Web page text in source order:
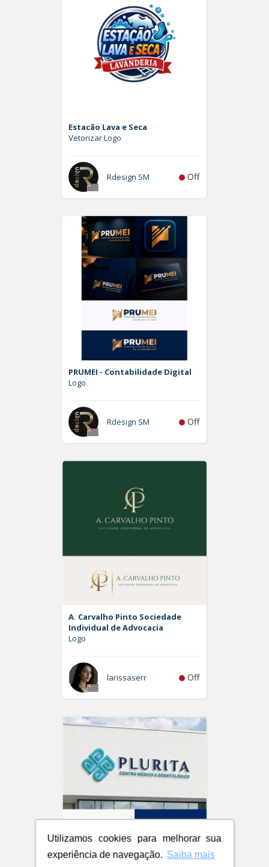
Utilizamos cookies para melhorar sua
experiência de navegação. Saiba mais
Estacão Lava e Seca
Vetorizar Logo
Rdesign SM Off
PRUMEI - Contabilidade Digital
Logo
Rdesign SM Off
A. Carvalho Pinto Sociedade
Individual de Advocacia
Logo
larissaserr Off